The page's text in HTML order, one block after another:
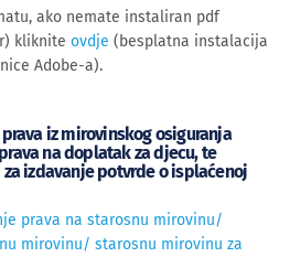
ako nemate instaliran pdf
kliknite ovdje (besplatna instalacija
Adobe-a).
iz mirovinskog osiguranja
na doplatak za djecu, te
izdavanje potvrde o isplaćenoj
prava na starosnu mirovinu/
mirovinu/ starosnu mirovinu za